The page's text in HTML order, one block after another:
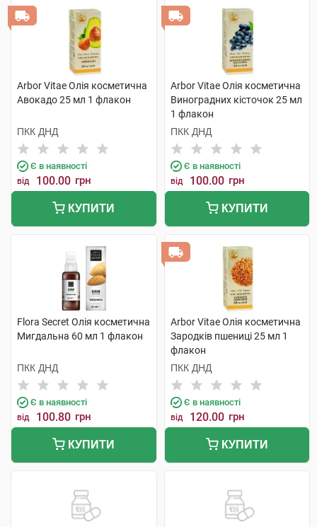
Arbor Vitae Олія косметична
Авокадо 25 мл 1 флакон
ПКК ДНД
Є в наявності
від 100.00 грн
КУПИТИ
Arbor Vitae Олія косметична
Виноградних кісточок 25 мл
1 флакон
ПКК ДНД
Є в наявності
від 100.00 грн
КУПИТИ
Flora Secret Олія косметична
Мигдальна 60 мл 1 флакон
ПКК ДНД
Є в наявності
від 100.80 грн
КУПИТИ
Arbor Vitae Олія косметична
Зародків пшениці 25 мл 1
флакон
ПКК ДНД
Є в наявності
від 120.00 грн
КУПИТИ